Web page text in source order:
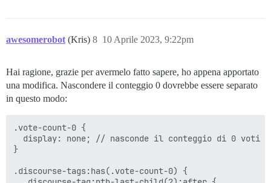
awesomerobot (Kris) 10 Aprile 2023, 9:22pm
8
Hai ragione, grazie per avermelo fatto sapere, ho appena apportato
una modifica. Nascondere il conteggio 0 dovrebbe essere separato
in questo modo:
.vote-count-0 {
  display: none; // nasconde il conteggio di 0 voti
}
.discourse-tags:has(.vote-count-0) {